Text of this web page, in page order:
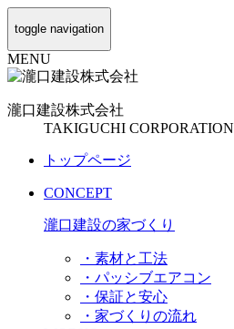
toggle navigation
MENU
瀧口建設株式会社
TAKIGUCHI CORPORATION
トップページ
CONCEPT
瀧口建設の家づくり
・素材と工法
・パッシブエアコン
・保証と安心
・家づくりの流れ